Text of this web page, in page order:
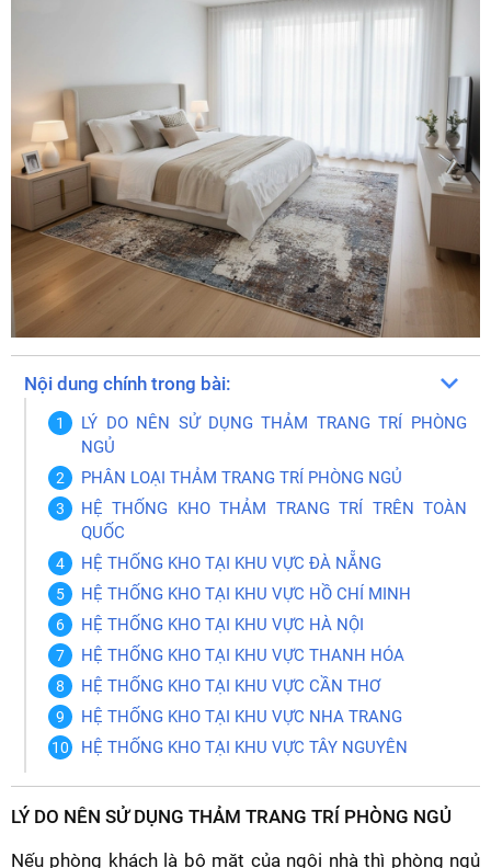
Nội dung chính trong bài:
LÝ DO NÊN SỬ DỤNG THẢM TRANG TRÍ PHÒNG
NGỦ
PHÂN LOẠI THẢM TRANG TRÍ PHÒNG NGỦ
HỆ THỐNG KHO THẢM TRANG TRÍ TRÊN TOÀN
QUỐC
HỆ THỐNG KHO TẠI KHU VỰC ĐÀ NẴNG
HỆ THỐNG KHO TẠI KHU VỰC HỒ CHÍ MINH
HỆ THỐNG KHO TẠI KHU VỰC HÀ NỘI
HỆ THỐNG KHO TẠI KHU VỰC THANH HÓA
HỆ THỐNG KHO TẠI KHU VỰC CẦN THƠ
HỆ THỐNG KHO TẠI KHU VỰC NHA TRANG
HỆ THỐNG KHO TẠI KHU VỰC TÂY NGUYÊN
LÝ DO NÊN SỬ DỤNG THẢM TRANG TRÍ PHÒNG NGỦ
Nếu phòng khách là bộ mặt của ngôi nhà thì phòng ngủ